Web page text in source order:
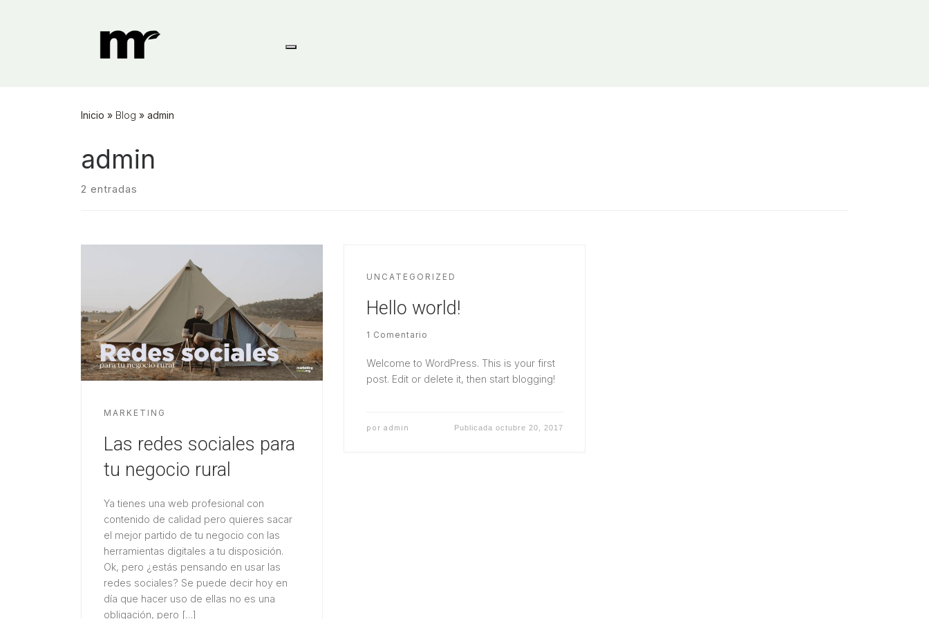
Inicio » Blog » admin
admin
2 entradas
MARKETING
Las redes sociales para
tu negocio rural
Ya tienes una web profesional con
contenido de calidad pero quieres sacar
el mejor partido de tu negocio con las
herramientas digitales a tu disposición.
Ok, pero ¿estás pensando en usar las
redes sociales? Se puede decir hoy en
día que hacer uso de ellas no es una
obligación, pero […]
UNCATEGORIZED
Hello world!
1 Comentario
Welcome to WordPress. This is your first
post. Edit or delete it, then start blogging!
por admin Publicada octubre 20, 2017